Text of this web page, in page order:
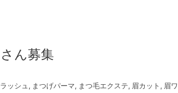
ん募集
ッシュ , まつげパーマ, まつ毛エクステ, 眉カット , 眉ワ